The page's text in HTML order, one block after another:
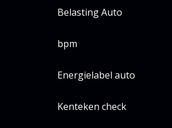
Belasting Auto
bpm
Energielabel auto
Kenteken check